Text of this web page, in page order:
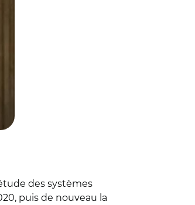
des systèmes
puis de nouveau la